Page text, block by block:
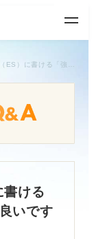
書ける
いです